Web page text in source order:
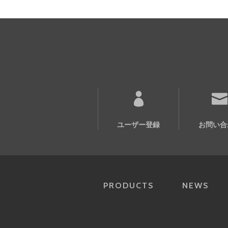
ユーザー登録 お問い
PRODUCTS NEWS